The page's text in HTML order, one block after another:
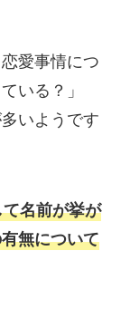
愛事情につ
いる？」
いようです
名前が挙が
無について